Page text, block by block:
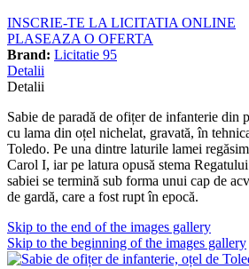
INSCRIE-TE LA LICITATIA ONLINE
PLASEAZA O OFERTA
Brand: Licitatie 95
Detalii
Detalii
Sabie de paradă de ofițer de infanterie din
cu lama din oțel nichelat, gravată, în
Toledo. Pe una dintre laturile lamei
Carol I, iar pe latura opusă stema
sabiei se termină sub forma unui cap de
de gardă, care a fost rupt în epocă.
Skip to the end of the images gallery
Skip to the beginning of the images gallery